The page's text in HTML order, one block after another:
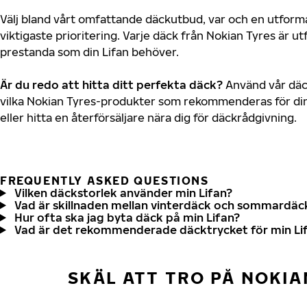
Välj bland vårt omfattande däckutbud, var och en
viktigaste prioritering. Varje däck från Nokian Tyres är
prestanda som din Lifan behöver.
Är du redo att hitta ditt perfekta däck? Använd vår
vilka Nokian Tyres-produkter som rekommenderas för
eller hitta en återförsäljare nära dig för däckrådgivning.
FREQUENTLY ASKED QUESTIONS
Vilken däckstorlek använder min Lifan?
Vad är skillnaden mellan vinterdäck och
Hur ofta ska jag byta däck på min Lifan?
Vad är det rekommenderade däcktrycket för min
SKÄL ATT TRO PÅ